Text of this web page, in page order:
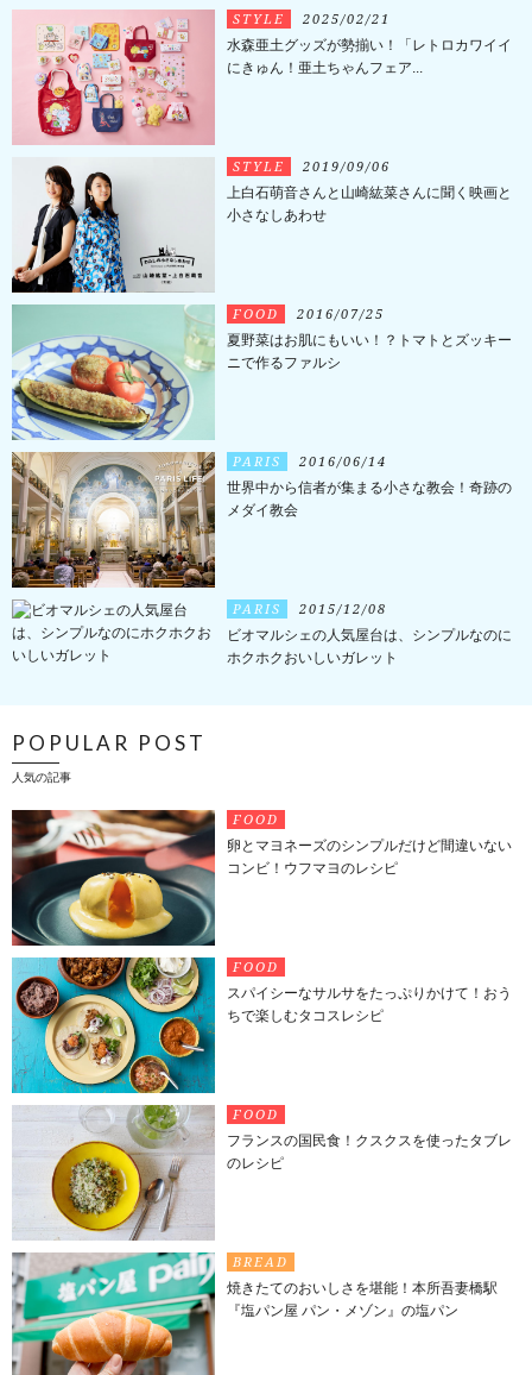
STYLE 2025/02/21
水森亜土グッズが勢揃い！「レトロカワイイ
にきゅん！亜土ちゃんフェア...
STYLE 2019/09/06
上白石萌音さんと山崎紘菜さんに聞く映画と
小さなしあわせ
FOOD 2016/07/25
夏野菜はお肌にもいい！？トマトとズッキー
ニで作るファルシ
PARIS 2016/06/14
世界中から信者が集まる小さな教会！奇跡の
メダイ教会
PARIS 2015/12/08
ビオマルシェの人気屋台は、シンプルなのに
ホクホクおいしいガレット
POPULAR POST
人気の記事
FOOD
卵とマヨネーズのシンプルだけど間違いない
コンビ！ウフマヨのレシピ
FOOD
スパイシーなサルサをたっぷりかけて！おう
ちで楽しむタコスレシピ
FOOD
フランスの国民食！クスクスを使ったタブレ
のレシピ
BREAD
焼きたてのおいしさを堪能！本所吾妻橋駅
『塩パン屋 パン・メゾン』の塩パン